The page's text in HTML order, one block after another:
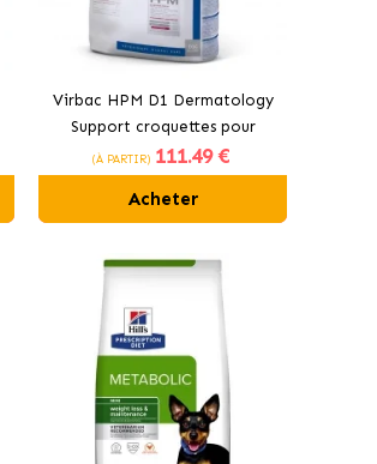
Virbac HPM D1 Dermatology
Support croquettes pour
chiens
(À PARTIR) 111.49 €
Acheter